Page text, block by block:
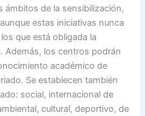
ámbitos de la sensibilización,
estas iniciativas nunca
que está obligada la
Además, los centros podrán
académico de
Se establecen también
social, internacional de
cultural, deportivo, de